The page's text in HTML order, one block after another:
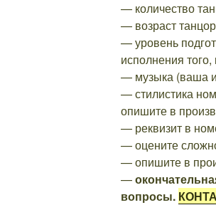
— количество
— возраст
— уровень
исполнения того,
— музыка (ваша
— стилистика
опишите в
— реквизит в
— оцените
— опишите в
—
вопросы.